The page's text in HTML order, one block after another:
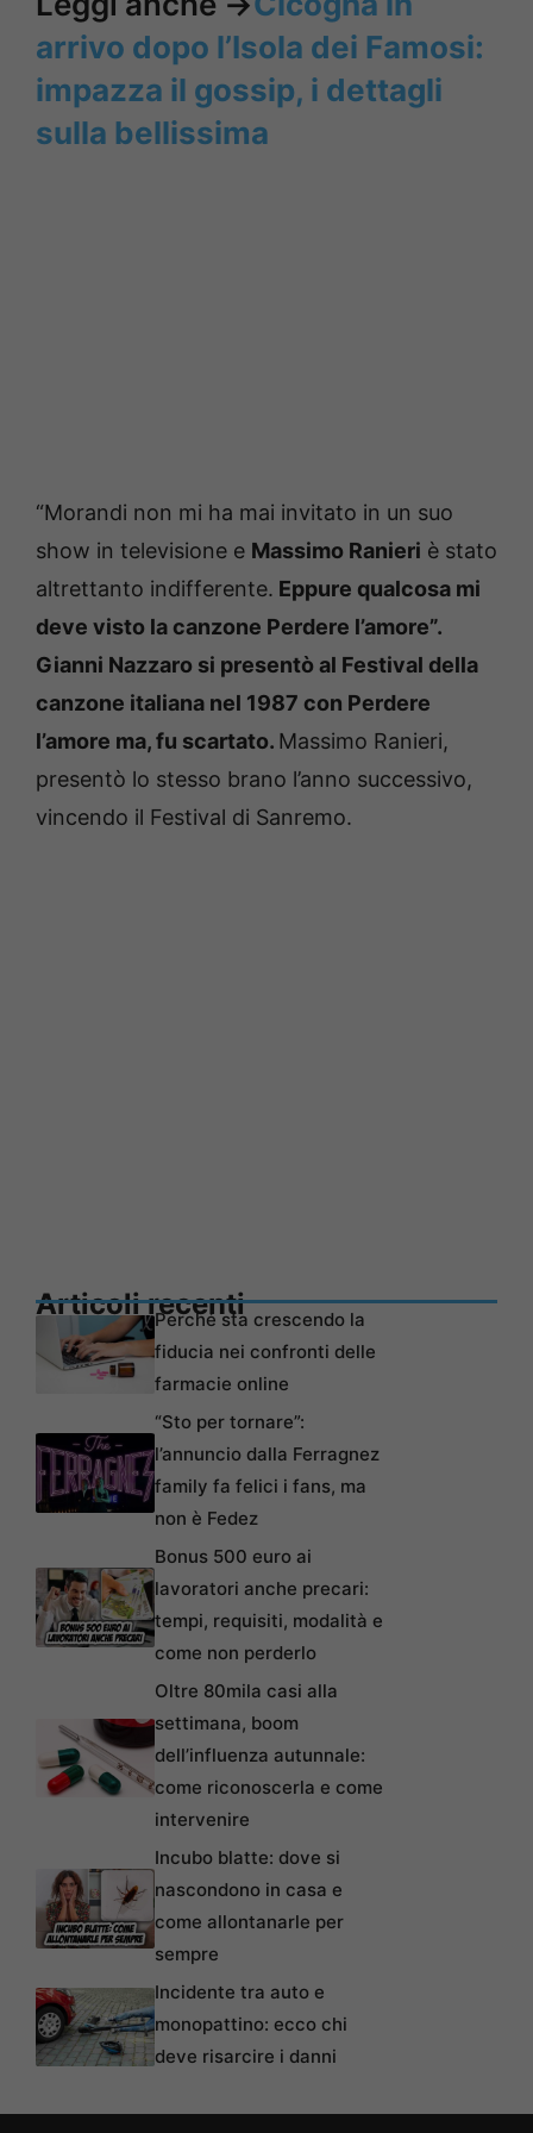
arrivo dopo l’Isola dei Famosi:
impazza il gossip, i dettagli
sulla bellissima
“Morandi non mi ha mai invitato in un suo
show in televisione e Massimo Ranieri è stato
altrettanto indifferente. Eppure qualcosa mi
deve visto la canzone Perdere l’amore”.
Gianni Nazzaro si presentò al Festival della
canzone italiana nel 1987 con Perdere
l’amore ma, fu scartato. Massimo Ranieri,
presentò lo stesso brano l’anno successivo,
vincendo il Festival di Sanremo.
Articoli recentiPerché sta crescendo la
fiducia nei confronti delle
farmacie online
“Sto per tornare”:
l’annuncio dalla Ferragnez
family fa felici i fans, ma
non è Fedez
Bonus 500 euro ai
lavoratori anche precari:
tempi, requisiti, modalità e
come non perderlo
Oltre 80mila casi alla
settimana, boom
dell’influenza autunnale:
come riconoscerla e come
intervenire
Incubo blatte: dove si
nascondono in casa e
come allontanarle per
sempre
Incidente tra auto e
monopattino: ecco chi
deve risarcire i danni